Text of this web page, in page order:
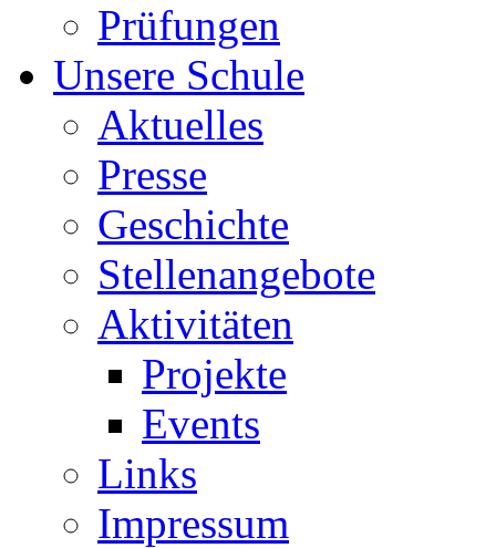
Prüfungen
Unsere Schule
Aktuelles
Presse
Geschichte
Stellenangebote
Aktivitäten
Projekte
Events
Links
Impressum